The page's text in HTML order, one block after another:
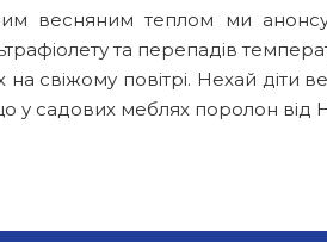
теплом ми
та перепадів
на свіжому повітрі. Нехай
у садових меблях поролон від